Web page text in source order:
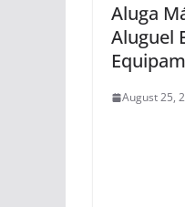
Aluga
Aluguel
August 25,